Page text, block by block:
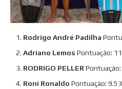
Rodrigo André Padilha
Adriano Lemos Pontuação:
RODRIGO PELLER
Roni Ronaldo Pontuação: 9.53